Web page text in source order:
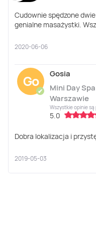
Cudownie spędzone
genialne masażystki.
2020-06-06
Go
✔
Gosia
Mini Day
Warszawie
Wszystkie opinie
5.0
Dobra lokalizacja i
2019-05-03